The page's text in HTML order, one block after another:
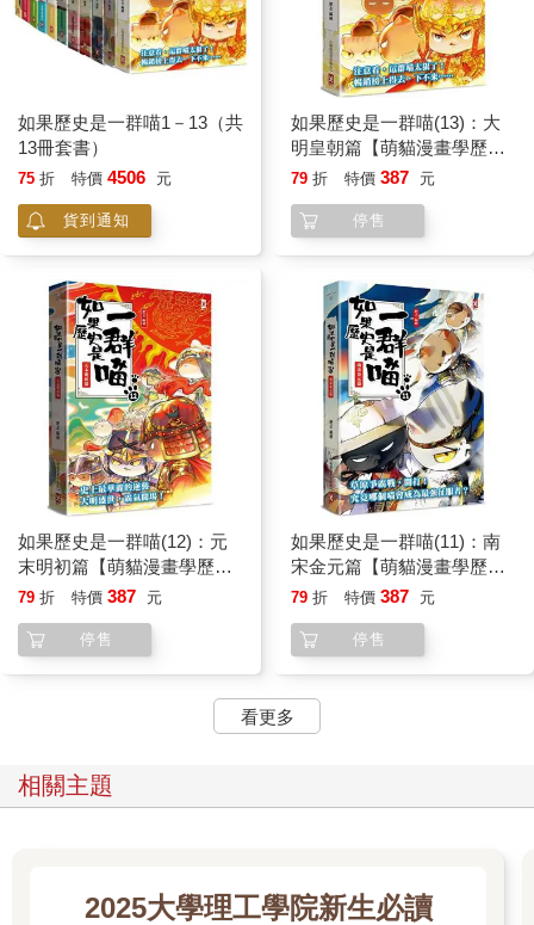
如果歷史是一群喵1－13（共
13冊套書）
75 折 特價 4506 元
貨到通知
如果歷史是一群喵(13)：大
明皇朝篇【萌貓漫畫學歷
史】
79 折 特價 387 元
停售
如果歷史是一群喵(12)：元
末明初篇【萌貓漫畫學歷
史】
79 折 特價 387 元
停售
如果歷史是一群喵(11)：南
宋金元篇【萌貓漫畫學歷
史】
79 折 特價 387 元
停售
看更多
相關主題
2025大學理工學院新生必讀